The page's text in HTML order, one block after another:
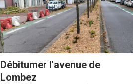
Débitumer l'avenue de
Lombez